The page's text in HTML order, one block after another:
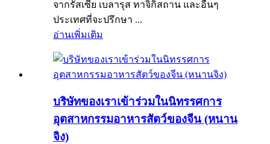
จากรัสเซีย เบลารุส ทาจิกิสถาน และอื่นๆ
ประเทศที่จะปรึกษา ...
อ่านเพิ่มเติม
บริษัทของเราเข้าร่วมในนิทรรศการ
อุตสาหกรรมอาหารสัตว์ของจีน (หนาน
จิง)